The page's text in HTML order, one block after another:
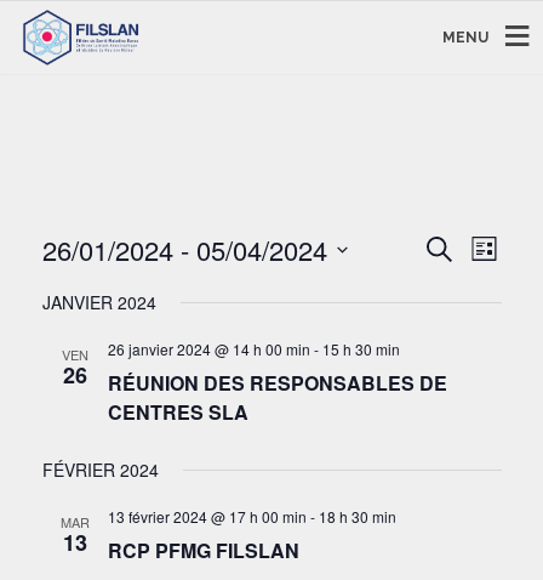
MENU
Recherche
DE
Liste
26/01/2024 - 05/04/2024
une
JANVIER 2024
VEN
26
26 janvier 2024 @ 14 h 00 min - 15 h 30 min
RÉUNION DES RESPONSABLES DE
CENTRES SLA
FÉVRIER 2024
MAR
13
13 février 2024 @ 17 h 00 min - 18 h 30 min
RCP PFMG FILSLAN